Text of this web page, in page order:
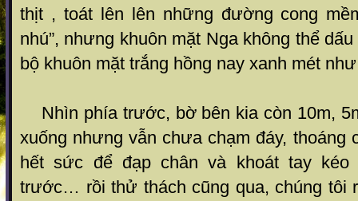
thịt , toát lên lên những đường cong
nhú”, nhưng khuôn mặt Nga không thể
bộ khuôn mặt trắng hồng nay xanh mét
Nhìn phía trước, bờ bên kia còn 10m,
xuống nhưng vẫn chưa chạm đáy, thoáng
hết sức để đạp chân và khoát tay kéo
trước… rồi thử thách cũng qua, chúng tôi